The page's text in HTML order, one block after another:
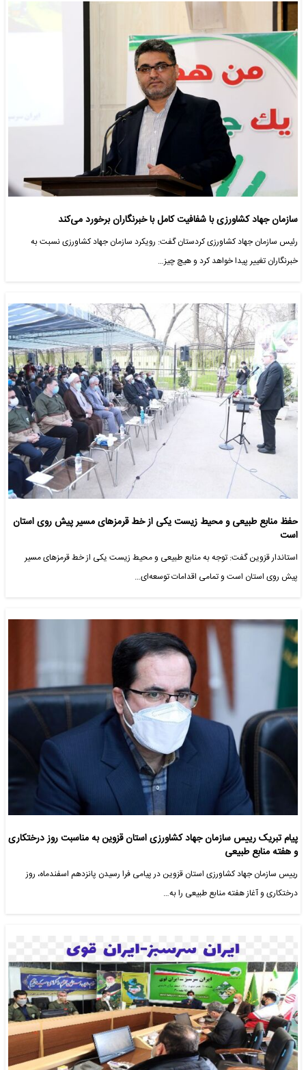
سازمان جهاد کشاورزی با شفافیت کامل با خبرنگاران برخورد می‌کند
رئیس سازمان جهاد کشاورزی کردستان گفت: رویکرد سازمان جهاد کشاورزی نسبت به
خبرنگاران تغییر پیدا خواهد کرد و هیچ چیز…
حفظ منابع طبیعی و محیط زیست یکی از خط قرمزهای مسیر پیش روی استان
است
استاندار قزوین گفت: توجه به منابع طبیعی و محیط زیست یکی از خط قرمزهای مسیر
پیش روی استان است و تمامی اقدامات توسعه‌ای…
پیام تبریک رییس سازمان جهاد کشاورزی استان قزوین به مناسبت روز درختکاری
و هفته منابع طبیعی
رییس سازمان جهاد کشاورزی استان قزوین در پیامی فرا رسیدن پانزدهم اسفندماه، روز
درختکاری و آغاز هفته منابع طبیعی را به…